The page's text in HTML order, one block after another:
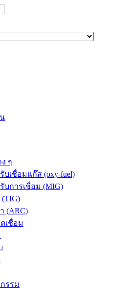
ๆ
บเชื่อมแก๊ส (oxy-fuel)
บการเชื่อม (MIG)
(ARC)
เชื่อม
รรม